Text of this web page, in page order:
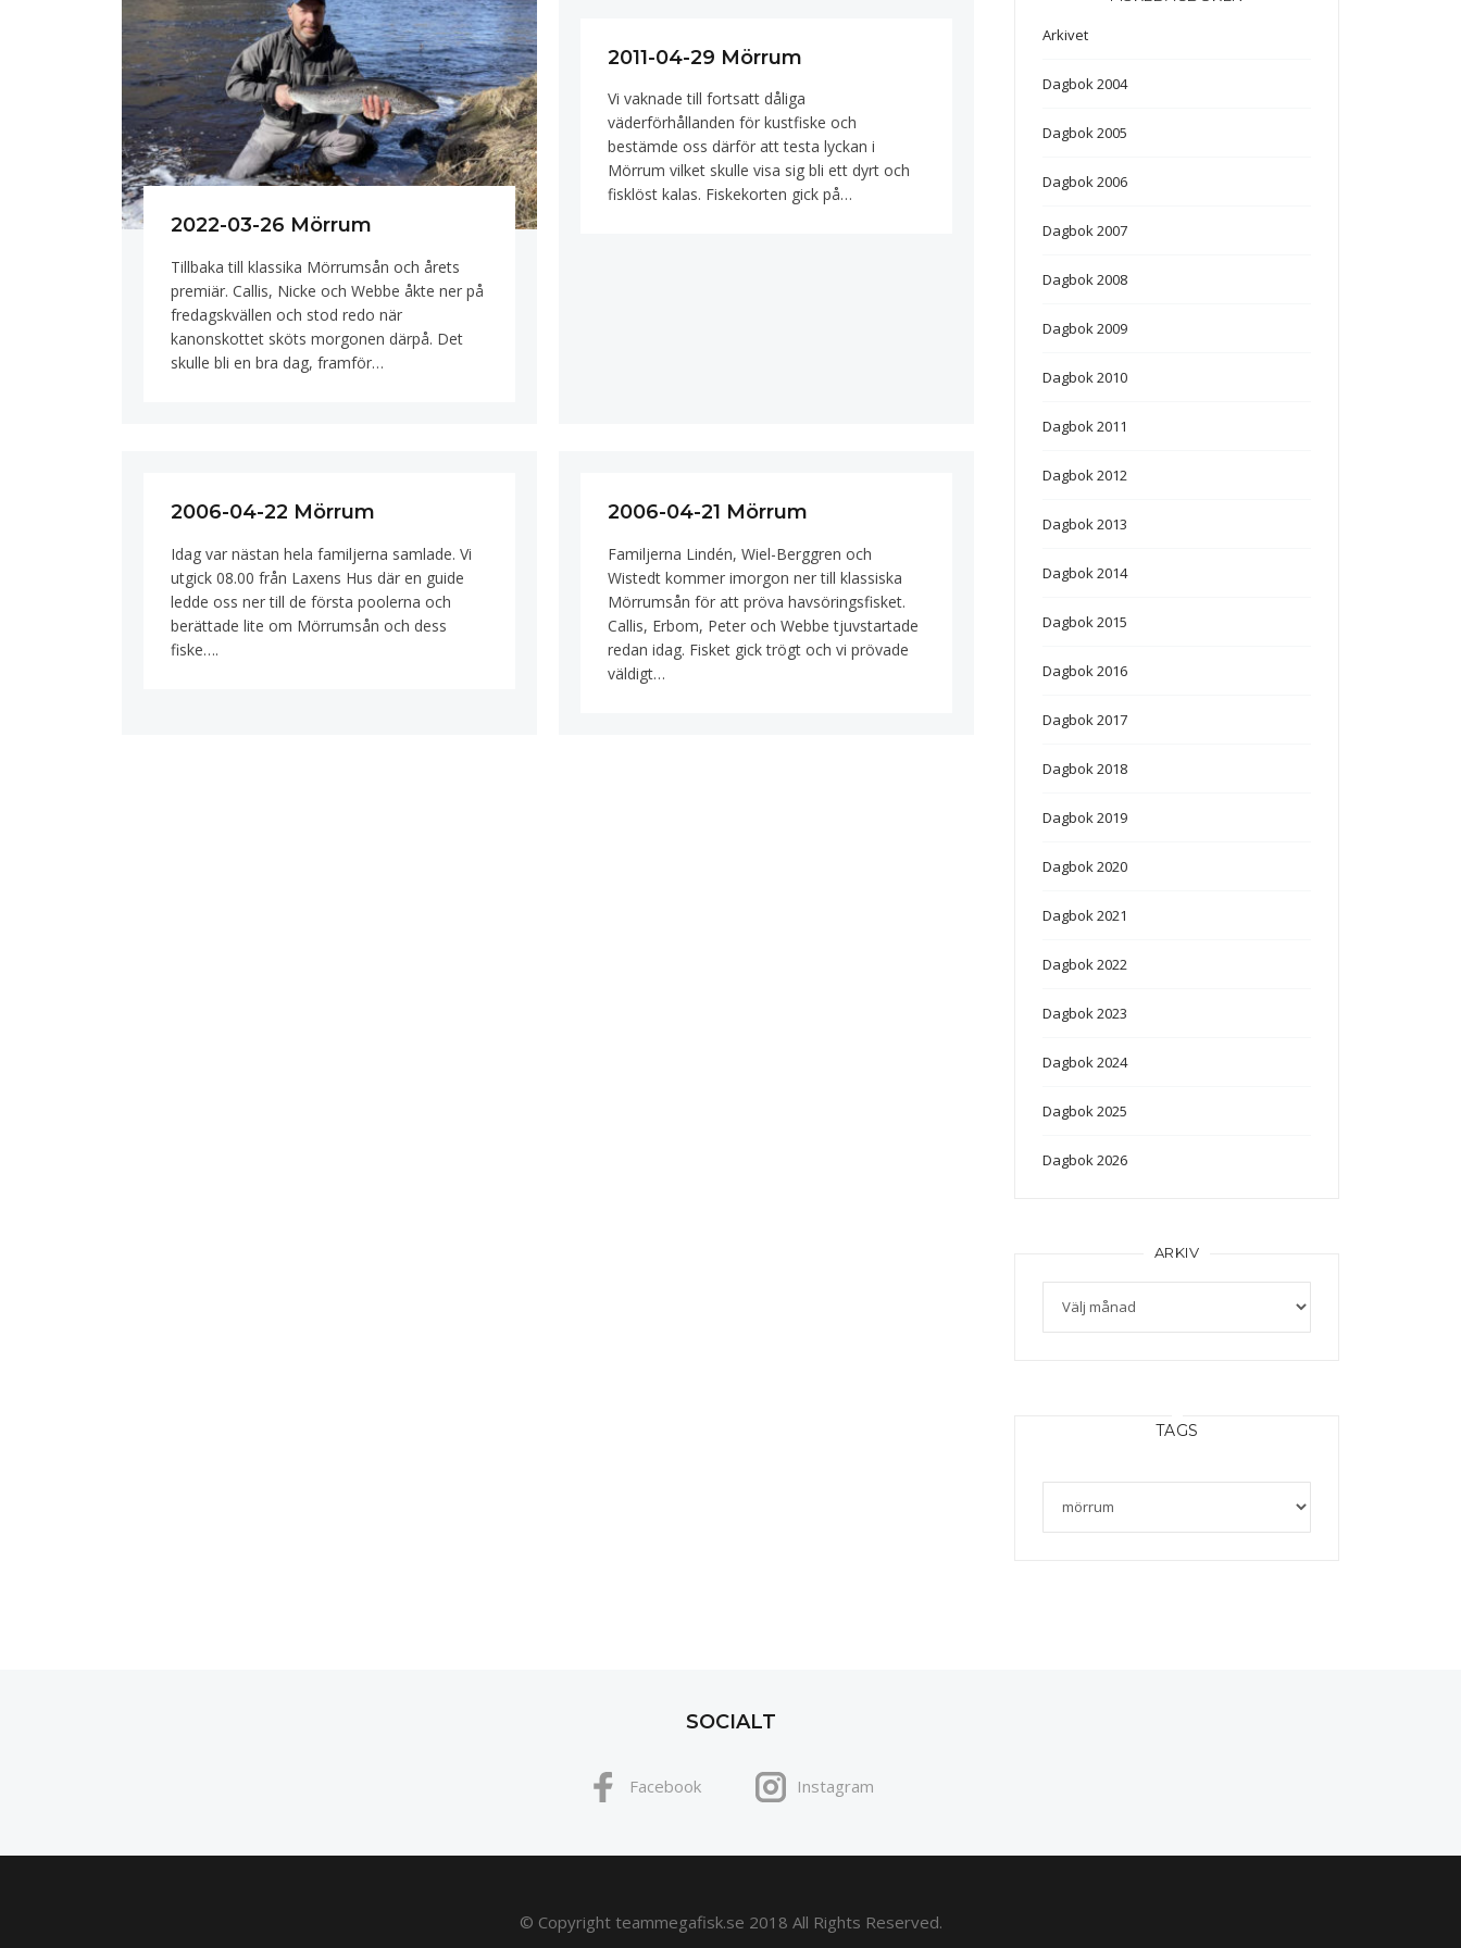
2022-03-26 Mörrum
Tillbaka till klassika Mörrumsån och årets
premiär. Callis, Nicke och Webbe åkte ner på
fredagskvällen och stod redo när
kanonskottet sköts morgonen därpå. Det
skulle bli en bra dag, framför…
2011-04-29 Mörrum
Vi vaknade till fortsatt dåliga
väderförhållanden för kustfiske och
bestämde oss därför att testa lyckan i
Mörrum vilket skulle visa sig bli ett dyrt och
fisklöst kalas. Fiskekorten gick på…
2006-04-22 Mörrum
Idag var nästan hela familjerna samlade. Vi
utgick 08.00 från Laxens Hus där en guide
ledde oss ner till de första poolerna och
berättade lite om Mörrumsån och dess
fiske….
2006-04-21 Mörrum
Familjerna Lindén, Wiel-Berggren och
Wistedt kommer imorgon ner till klassiska
Mörrumsån för att pröva havsöringsfisket.
Callis, Erbom, Peter och Webbe tjuvstartade
redan idag. Fisket gick trögt och vi prövade
väldigt…
Arkivet
Dagbok 2004
Dagbok 2005
Dagbok 2006
Dagbok 2007
Dagbok 2008
Dagbok 2009
Dagbok 2010
Dagbok 2011
Dagbok 2012
Dagbok 2013
Dagbok 2014
Dagbok 2015
Dagbok 2016
Dagbok 2017
Dagbok 2018
Dagbok 2019
Dagbok 2020
Dagbok 2021
Dagbok 2022
Dagbok 2023
Dagbok 2024
Dagbok 2025
Dagbok 2026
ARKIV
Arkiv
TAGS
SOCIALT
Facebook Instagram
© Copyright teammegafisk.se 2018 All Rights Reserved.